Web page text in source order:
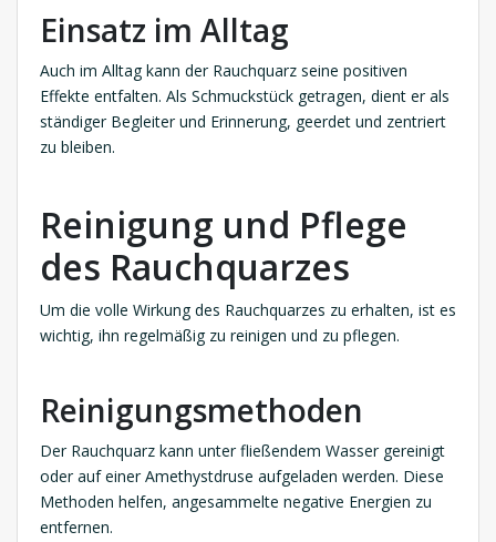
Einsatz im Alltag
Auch im Alltag kann der Rauchquarz seine positiven
Effekte entfalten. Als Schmuckstück getragen, dient er als
ständiger Begleiter und Erinnerung, geerdet und zentriert
zu bleiben.
Reinigung und Pflege
des Rauchquarzes
Um die volle Wirkung des Rauchquarzes zu erhalten, ist es
wichtig, ihn regelmäßig zu reinigen und zu pflegen.
Reinigungsmethoden
Der Rauchquarz kann unter fließendem Wasser gereinigt
oder auf einer Amethystdruse aufgeladen werden. Diese
Methoden helfen, angesammelte negative Energien zu
entfernen.